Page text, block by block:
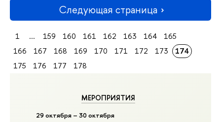
МЕРОПРИЯТИЯ
29 октября – 30 октября
Следующая страница
1 ... 159 160 161 162 163 164
165
166
167 168 169 170 171 172 173
174
175
176 177 178